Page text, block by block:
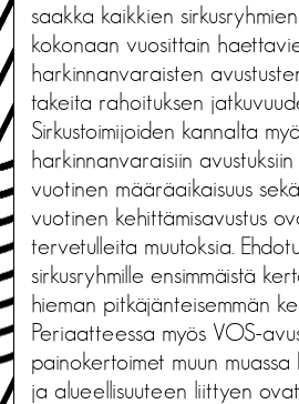
saakka kaikkien
kokonaan vuosittain
harkinnanvaraisten
takeita rahoituksen
Sirkustoimijoiden kannalta
harkinnanvaraisiin
vuotinen määräaikaisuus
vuotinen kehittämisavustus
tervetulleita muutoksia.
sirkusryhmille ensimmäistä
hieman pitkäjänteisemmän
Periaatteessa myös VOS-
painokertoimet muun
ja alueellisuuteen liittyen